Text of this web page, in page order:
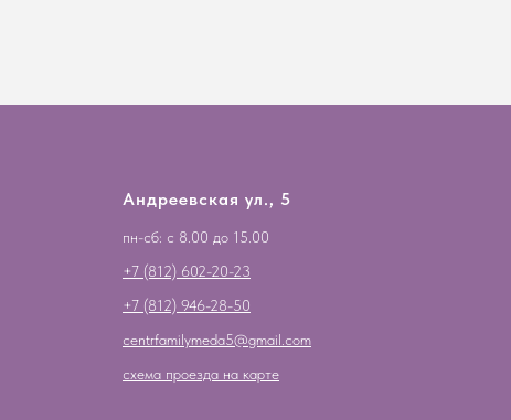
Андреевская ул., 5
пн-сб: с 8.00 до 15.00
+7 (812) 602-20-23
+7 (812) 946-28-50
centrfamilymeda5@gmail.com
схема проезда на карте